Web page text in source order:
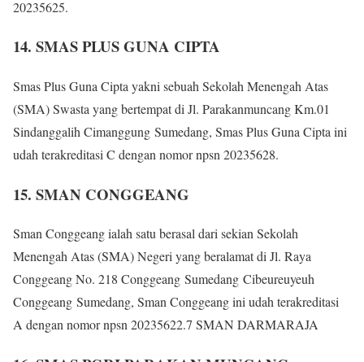
20235625.
14. SMAS PLUS GUNA CIPTA
Smas Plus Guna Cipta yakni sebuah Sekolah Menengah Atas
(SMA) Swasta yang bertempat di Jl. Parakanmuncang Km.01
Sindanggalih Cimanggung Sumedang, Smas Plus Guna Cipta ini
udah terakreditasi C dengan nomor npsn 20235628.
15. SMAN CONGGEANG
Sman Conggeang ialah satu berasal dari sekian Sekolah
Menengah Atas (SMA) Negeri yang beralamat di Jl. Raya
Conggeang No. 218 Conggeang Sumedang Cibeureuyeuh
Conggeang Sumedang, Sman Conggeang ini udah terakreditasi
A dengan nomor npsn 20235622.7 SMAN DARMARAJA